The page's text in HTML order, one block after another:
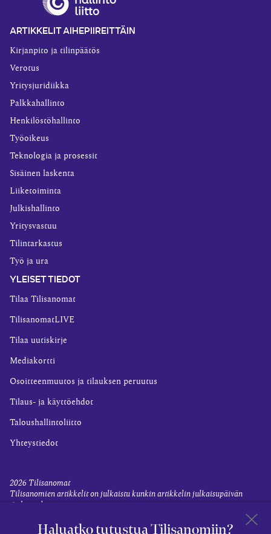
ARTIKKELIT AIHEPIIREITTÄIN
Kirjanpito ja tilinpäätös
Verotus
Yritysjuridiikka
Palkkahallinto
Henkilöstöhallinto
Työoikeus
Teknologia ja prosessit
Sisäinen laskenta
Liiketoiminta
Julkishallinto
Yritysvastuu
Tilintarkastus
Työ ja ura
YLEISET TIEDOT
Tilaa Tilisanomat
TilisanomatLIVE
Tilaa uutiskirje
Mediakortti
Osoitteenmuutos ja tilauksen peruutus
Tilaus- ja käyttöehdot
Taloushallintoliitto
Yhteystiedot
2026 Tilisanomat
Tilisanomien artikkelit on julkaistu kunkin artikkelin julkaisupäivän
tiedon valossa.
EvästevalinnatHaluatko tutustua Tilisanomiin?